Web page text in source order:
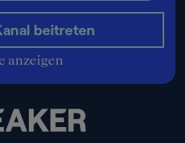
beitreten
anzeigen